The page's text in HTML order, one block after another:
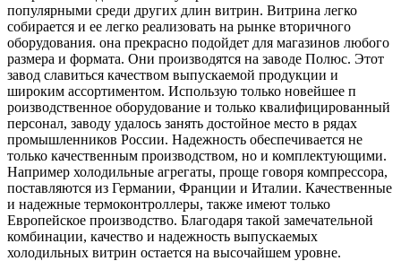
популярными среди других длин витрин. Витрина легко
собирается и ее легко реализовать на рынке вторичного
оборудования. она прекрасно подойдет для магазинов любого
размера и формата. Они производятся на заводе Полюс. Этот
завод славиться качеством выпускаемой продукции и
широким ассортиментом. Использую только новейшее п
роизводственное оборудование и только квалифицированный
персонал, заводу удалось занять достойное место в рядах
промышленников России. Надежность обеспечивается не
только качественным производством, но и комплектующими.
Например холодильные агрегаты, проще говоря компрессора,
поставляются из Германии, Франции и Италии. Качественные
и надежные термоконтроллеры, также имеют только
Европейское производство. Благодаря такой замечательной
комбинации, качество и надежность выпускаемых
холодильных витрин остается на высочайшем уровне.